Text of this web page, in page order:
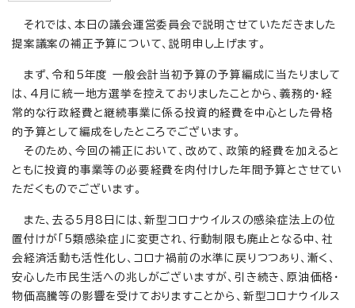
それでは、本日の議会運営委員会で説明させていただきました
提案議案の補正予算について、説明申し上げます。
まず、令和5年度 一般会計当初予算の予算編成に当たりまして
は、4月に統一地方選挙を控えておりましたことから、義務的・経
常的な行政経費と継続事業に係る投資的経費を中心とした骨格
的予算として編成をしたところでございます。
そのため、今回の補正において、改めて、政策的経費を加えると
ともに投資的事業等の必要経費を肉付けした年間予算とさせてい
ただくものでございます。
また、去る5月8日には、新型コロナウイルスの感染症法上の位
置付けが「5類感染症」に変更され、行動制限も廃止となる中、社
会経済活動も活性化し、コロナ禍前の水準に戻りつつあり、漸く、
安心した市民生活への兆しがございますが、引き続き、原油価格・
物価高騰等の影響を受けておりますことから、新型コロナウイルス